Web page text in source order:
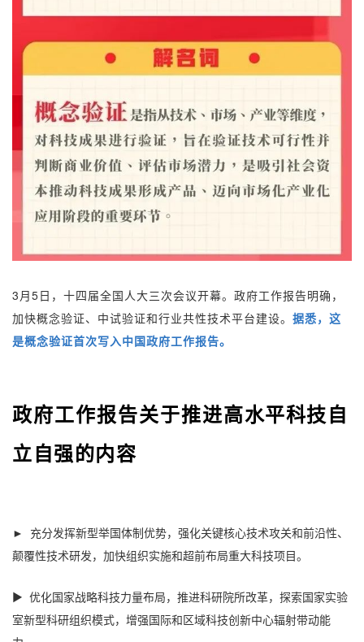
3月5日，十四届全国人大三次会议开幕。政府工作报告明确，
加快概念验证、中试验证和行业共性技术平台建设。 据悉，这
是概念验证首次写入中国政府工作报告。
政府工作报告关于推进高水平科技自
立自强的内容
► 充分发挥新型举国体制优势，强化关键核心技术攻关和前沿性、
颠覆性技术研发，加快组织实施和超前布局重大科技项目。
► 优化国家战略科技力量布局，推进科研院所改革，探索国家实验
室新型科研组织模式，增强国际和区域科技创新中心辐射带动能